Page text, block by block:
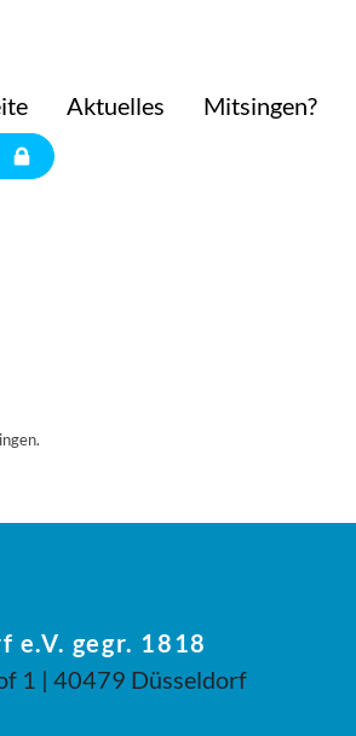
Aktuelles Mitsingen?
e.V. gegr. 1818
1 | 40479 Düsseldorf